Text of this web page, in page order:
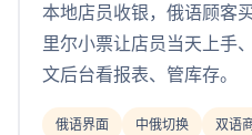
本地店员收银，俄语顾客
里尔小票让店员当天上手
文后台看报表、管库存。
俄语界面 中俄切换 双语